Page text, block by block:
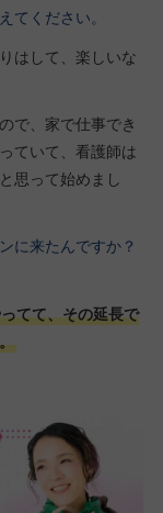
てください。
はして、楽しいな
で、家で仕事でき
ていて、看護師は
思って始めまし
に来たんですか？
てて、その延長で